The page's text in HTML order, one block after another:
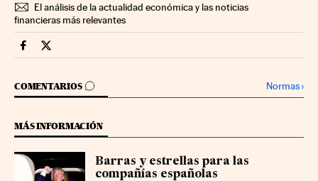
El análisis de la actualidad económica y las noticias
financieras más relevantes
Economia Cinco Días en Facebook
Economia Cinco Días en Twitter
COMENTARIOS
IR A LOS COMENTARIOS Normas›
MÁS INFORMACIÓN
Barras y estrellas para las
compañías españolas